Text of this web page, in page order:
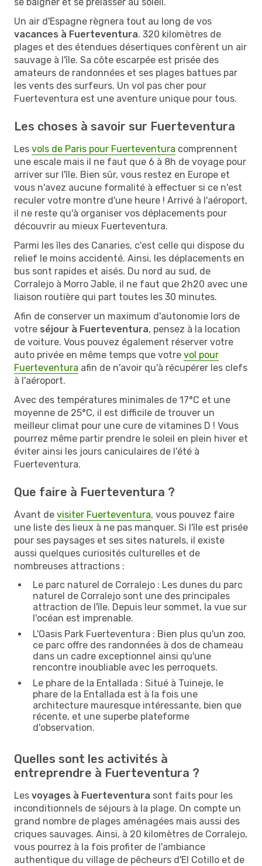
Un air d'Espagne règnera tout au long de vos
vacances à Fuerteventura. 320 kilomètres de
plages et des étendues désertiques confèrent un air
sauvage à l'île. Sa côte escarpée est prisée des
amateurs de randonnées et ses plages battues par
les vents des surfeurs. Un vol pas cher pour
Fuerteventura est une aventure unique pour tous.
Les choses à savoir sur Fuerteventura
Les vols de Paris pour Fuerteventura comprennent
une escale mais il ne faut que 6 à 8h de voyage pour
arriver sur l'île. Bien sûr, vous restez en Europe et
vous n'avez aucune formalité à effectuer si ce n'est
reculer votre montre d'une heure ! Arrivé à l'aéroport,
il ne reste qu'à organiser vos déplacements pour
découvrir au mieux Fuerteventura.
Parmi les îles des Canaries, c'est celle qui dispose du
relief le moins accidenté. Ainsi, les déplacements en
bus sont rapides et aisés. Du nord au sud, de
Corralejo à Morro Jable, il ne faut que 2h20 avec une
liaison routière qui part toutes les 30 minutes.
Afin de conserver un maximum d'autonomie lors de
votre séjour à Fuerteventura, pensez à la location
de voiture. Vous pouvez également réserver votre
auto privée en même temps que votre vol pour
Fuerteventura afin de n'avoir qu'à récupérer les clefs
à l'aéroport.
Avec des températures minimales de 17°C et une
moyenne de 25°C, il est difficile de trouver un
meilleur climat pour une cure de vitamines D ! Vous
pourrez même partir prendre le soleil en plein hiver et
éviter ainsi les jours caniculaires de l'été à
Fuerteventura.
Que faire à Fuerteventura ?
Avant de visiter Fuerteventura, vous pouvez faire
une liste des lieux à ne pas manquer. Si l'île est prisée
pour ses paysages et ses sites naturels, il existe
aussi quelques curiosités culturelles et de
nombreuses attractions :
Le parc naturel de Corralejo : Les dunes du parc
naturel de Corralejo sont une des principales
attraction de l'île. Depuis leur sommet, la vue sur
l'océan est imprenable.
L'Oasis Park Fuerteventura : Bien plus qu'un zoo,
ce parc offre des randonnées à dos de chameau
dans un cadre exceptionnel ainsi qu'une
rencontre inoubliable avec les perroquets.
Le phare de la Entallada : Situé à Tuineje, le
phare de la Entallada est à la fois une
architecture mauresque intéressante, bien que
récente, et une superbe plateforme
d'observation.
Quelles sont les activités à
entreprendre à Fuerteventura ?
Les voyages à Fuerteventura sont faits pour les
inconditionnels de séjours à la plage. On compte un
grand nombre de plages aménagées mais aussi des
criques sauvages. Ainsi, à 20 kilomètres de Corralejo,
vous pourrez à la fois profiter de l'ambiance
authentique du village de pêcheurs d'El Cotillo et de